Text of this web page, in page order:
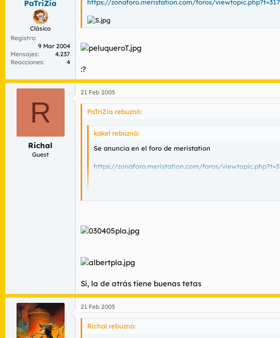
PaTriZia
Clásico
Registro
9 Mar 2004
Mensajes
4.237
Reacciones
4
https://zonaforo.meristation.com/foros/
:?
R
Richal
Guest
21 Feb 2005
PaTriZia rebuznó:
kakel rebuznó:
Se anuncia en el foro de meristation
https://zonaforo.meristation.com/foros/
:?
Sí, la de atrás tiene buenas tetas
21 Feb 2005
Richal rebuznó: